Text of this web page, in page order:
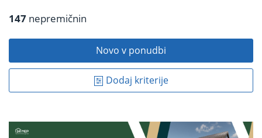
147 nepremičnin
Novo v ponudbi
Dodaj kriterije